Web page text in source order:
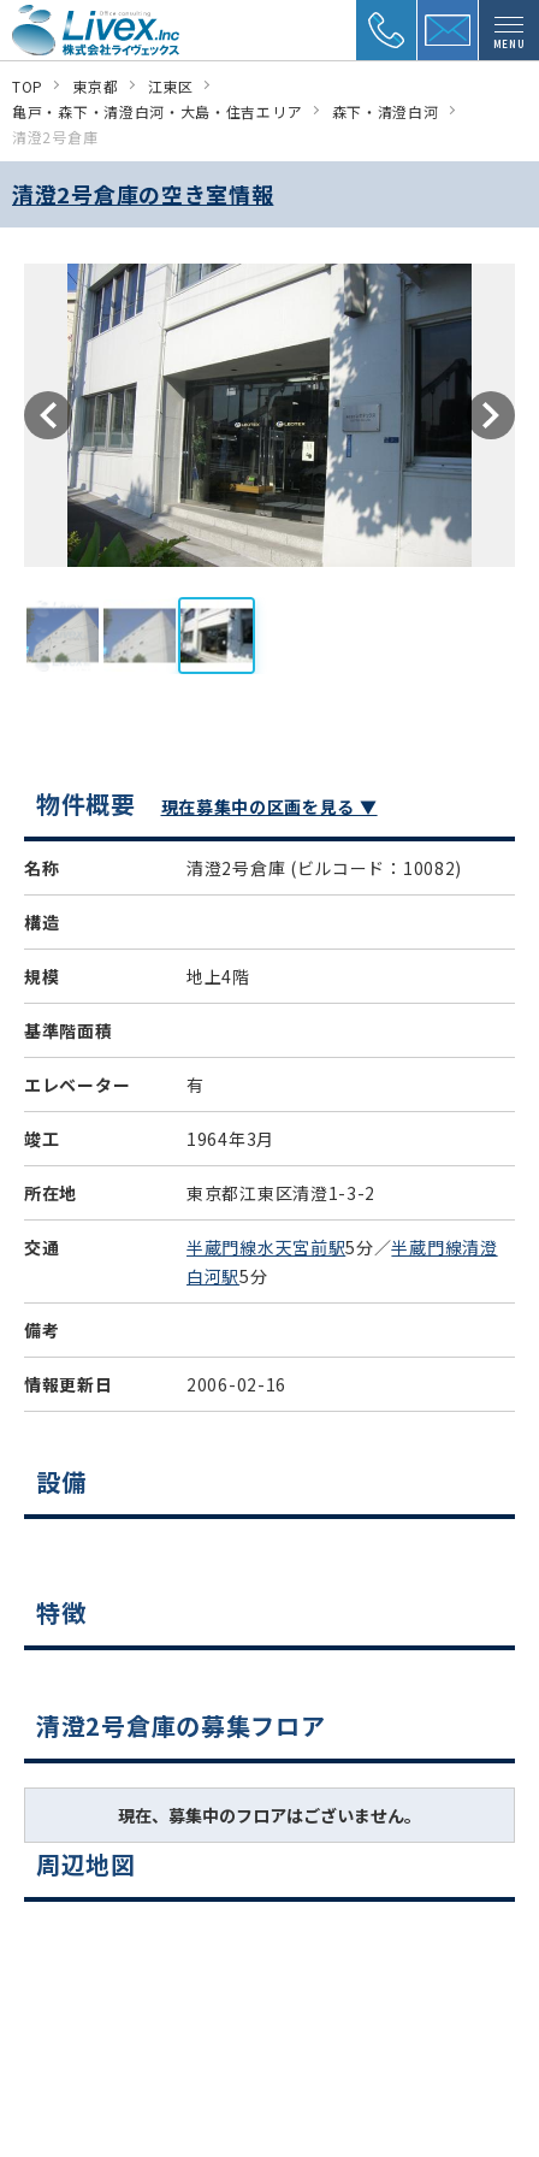
MENU
TOP 東京都
江東区
亀戸・森下・清澄白河・大島・住吉エリア
森下・清澄白河
清澄2号倉庫
清澄2号倉庫の空き室情報
物件概要 現在募集中の区画を見る ▼
名称 清澄2号倉庫 (ビルコード：10082)
構造
規模 地上4階
基準階面積
エレベーター 有
竣工 1964年3月
所在地 東京都江東区清澄1-3-2
交通 半蔵門線水天宮前駅5分／半蔵門線清澄
白河駅5分
備考
情報更新日 2006-02-16
設備
特徴
清澄2号倉庫の募集フロア
現在、募集中のフロアはございません。
周辺地図